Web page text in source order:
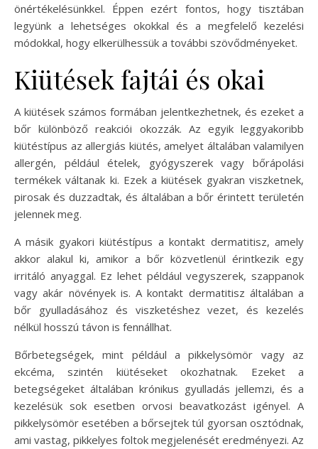
önértékelésünkkel. Éppen ezért fontos, hogy tisztában
legyünk a lehetséges okokkal és a megfelelő kezelési
módokkal, hogy elkerülhessük a további szövődményeket.
Kiütések fajtái és okai
A kiütések számos formában jelentkezhetnek, és ezeket a
bőr különböző reakciói okozzák. Az egyik leggyakoribb
kiütéstípus az allergiás kiütés, amelyet általában valamilyen
allergén, például ételek, gyógyszerek vagy bőrápolási
termékek váltanak ki. Ezek a kiütések gyakran viszketnek,
pirosak és duzzadtak, és általában a bőr érintett területén
jelennek meg.
A másik gyakori kiütéstípus a kontakt dermatitisz, amely
akkor alakul ki, amikor a bőr közvetlenül érintkezik egy
irritáló anyaggal. Ez lehet például vegyszerek, szappanok
vagy akár növények is. A kontakt dermatitisz általában a
bőr gyulladásához és viszketéshez vezet, és kezelés
nélkül hosszú távon is fennállhat.
Bőrbetegségek, mint például a pikkelysömör vagy az
ekcéma, szintén kiütéseket okozhatnak. Ezeket a
betegségeket általában krónikus gyulladás jellemzi, és a
kezelésük sok esetben orvosi beavatkozást igényel. A
pikkelysömör esetében a bőrsejtek túl gyorsan osztódnak,
ami vastag, pikkelyes foltok megjelenését eredményezi. Az